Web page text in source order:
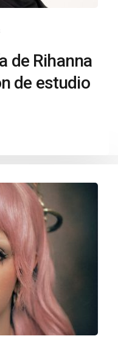
de Rihanna
de estudio